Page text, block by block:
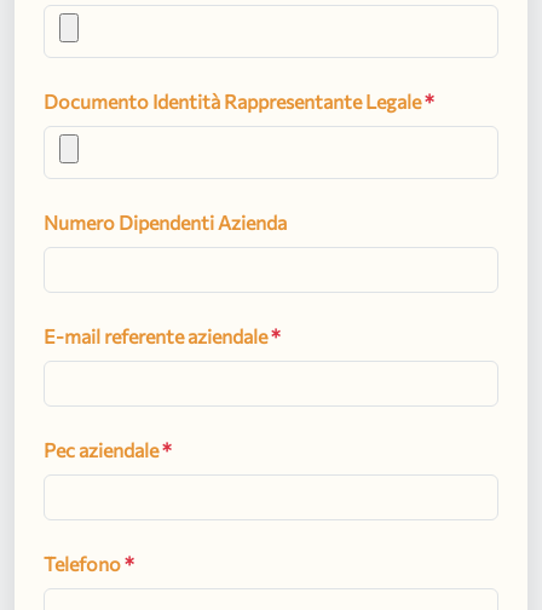
Documento Identità Rappresentante Legale*
Numero Dipendenti Azienda
E-mail referente aziendale*
Pec aziendale*
Telefono*